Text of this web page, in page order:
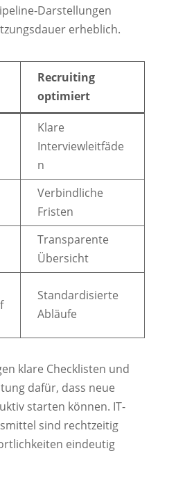
Darstellungen
erheblich.
Recruiting
optimiert
Klare
Interviewleitfäde
n
Verbindliche
Fristen
Transparente
Übersicht
Standardisierte
Abläufe
klare Checklisten und
dafür, dass neue
starten können. IT-
sind rechtzeitig
eindeutig